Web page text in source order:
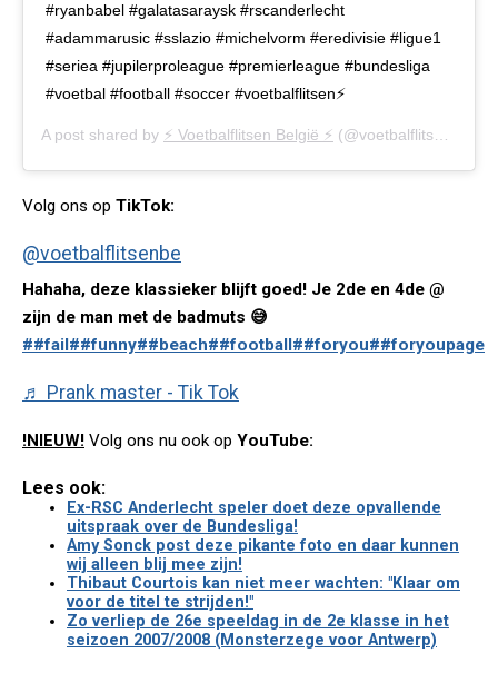
#ryanbabel #galatasaraysk #rscanderlecht
#adammarusic #sslazio #michelvorm #eredivisie #ligue1
#seriea #jupilerproleague #premierleague #bundesliga
#voetbal #football #soccer #voetbalflitsen⚡️
A post shared by ⚡️ Voetbalflitsen België ⚡️ (@voetbalflitsen.be) on
Volg ons op TikTok:
@voetbalflitsenbe
Hahaha, deze klassieker blijft goed! Je 2de en 4de @
zijn de man met de badmuts 😅
##fail##funny##beach##football##foryou##foryoupage
♬ Prank master - Tik Tok
!NIEUW! Volg ons nu ook op YouTube:
Lees ook:
Ex-RSC Anderlecht speler doet deze opvallende
uitspraak over de Bundesliga!
Amy Sonck post deze pikante foto en daar kunnen
wij alleen blij mee zijn!
Thibaut Courtois kan niet meer wachten: "Klaar om
voor de titel te strijden!"
Zo verliep de 26e speeldag in de 2e klasse in het
seizoen 2007/2008 (Monsterzege voor Antwerp)